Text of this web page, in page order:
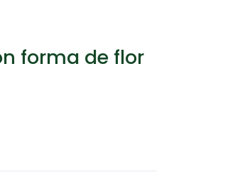
forma de flor